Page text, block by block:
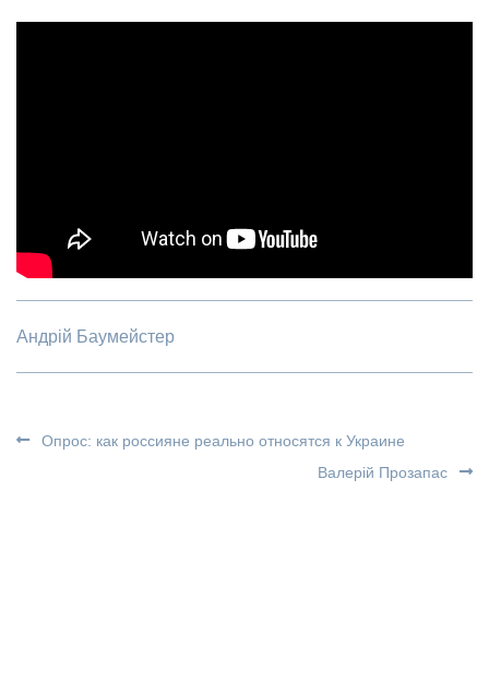
Андрій Баумейстер
Опрос: как россияне реально относятся к Украине
Валерій Прозапас